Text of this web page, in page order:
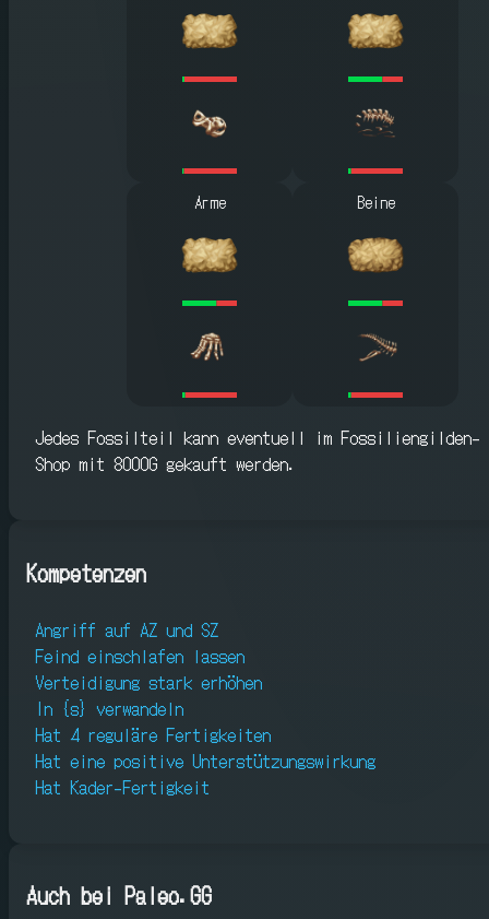
Arme Beine
Jedes Fossilteil kann eventuell im Fossiliengilden-
Shop mit 8000G gekauft werden.
Kompetenzen
Angriff auf AZ und SZ
Feind einschlafen lassen
Verteidigung stark erhöhen
In {s} verwandeln
Hat 4 reguläre Fertigkeiten
Hat eine positive Unterstützungswirkung
Hat Kader-Fertigkeit
Auch bei Paleo.GG